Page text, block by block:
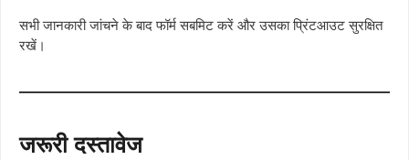
सभी जानकारी जांचने के बाद फॉर्म सबमिट करें और उसका प्रिंटआउट सुरक्षित
रखें।
जरूरी दस्तावेज